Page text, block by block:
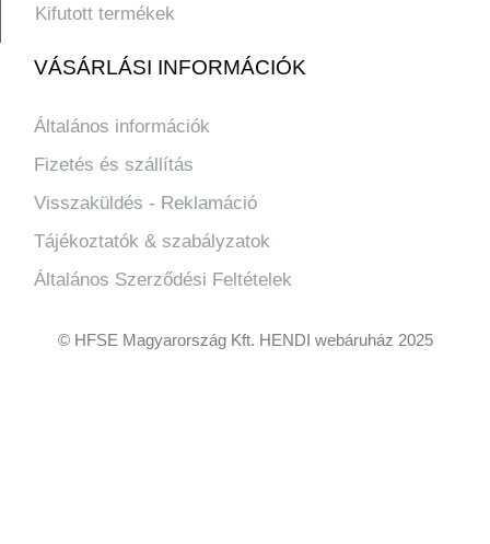
Kifutott termékek
VÁSÁRLÁSI INFORMÁCIÓK
Általános információk
Fizetés és szállítás
Visszaküldés - Reklamáció
Tájékoztatók & szabályzatok
Általános Szerződési Feltételek
© HFSE Magyarország Kft. HENDI webáruház 2025